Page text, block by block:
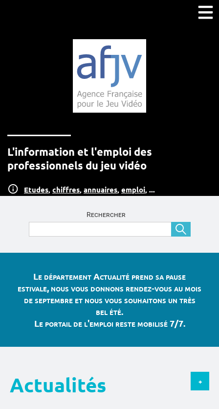
L'information et l'emploi des
professionnels du jeu vidéo
Etudes, chiffres, annuaires, emploi, ...
Rechercher
Le département Actualité prend sa pause
estivale, nous vous donnons rendez-vous au mois
de septembre et nous vous souhaitons un très
bel été.
Le portail de l'emploi reste mobilisé 7/7.
+
Actualités